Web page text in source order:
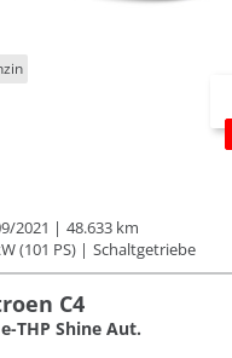
2021
48.633 km
(101 PS)
Schaltgetriebe
C4
THP Shine Aut.